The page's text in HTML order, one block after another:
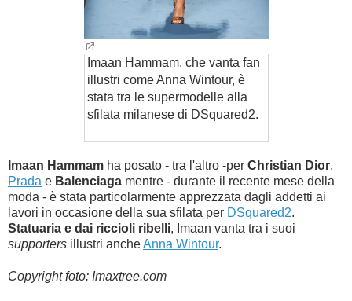
Imaan Hammam, che vanta fan
illustri come Anna Wintour, è
stata tra le supermodelle alla
sfilata milanese di DSquared2.
Imaan Hammam ha posato - tra l'altro -per Christian Dior,
Prada e Balenciaga mentre - durante il recente mese della
moda - è stata particolarmente apprezzata dagli addetti ai
lavori in occasione della sua sfilata per DSquared2.
Statuaria e dai riccioli ribelli, Imaan vanta tra i suoi
supporters illustri ancheAnna Wintour.
Copyright foto: Imaxtree.com